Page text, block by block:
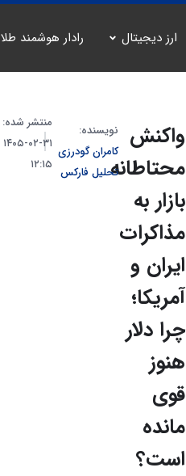
ارز دیجیتال رادار هوشمند طلا
واکنش
محتاطانه
بازار به
مذاکرات
ایران و
آمریکا؛
چرا دلار
هنوز
قوی
مانده
است؟
نویسنده:
کامران گودرزی
تحلیل فارکس
منتشر شده:
۳۱-۰۲-۱۴۰۵
۱۲:۱۵